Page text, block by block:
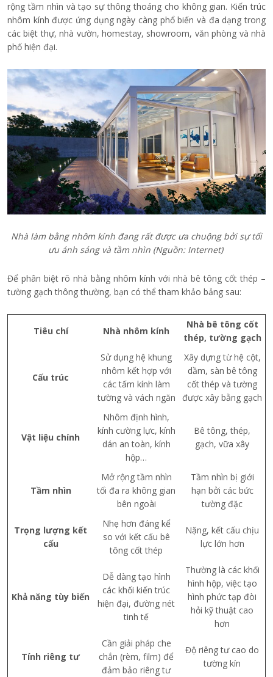
rộng tầm nhìn và tạo sự thông thoáng cho không gian. Kiến trúc
nhôm kính được ứng dụng ngày càng phổ biến và đa dạng trong
các biệt thự, nhà vườn, homestay, showroom, văn phòng và nhà
phố hiện đại.
Nhà làm bằng nhôm kính đang rất được ưa chuộng bởi sự tối
ưu ánh sáng và tầm nhìn (Nguồn: Internet)
Để phân biệt rõ nhà bằng nhôm kính với nhà bê tông cốt thép –
tường gạch thông thường, bạn có thể tham khảo bảng sau:
Tiêu chí Nhà nhôm kính
Nhà bê tông cốt
thép, tường gạch
Cấu trúc
Sử dụng hệ khung
nhôm kết hợp với
các tấm kính làm
tường và vách ngăn
Xây dựng từ hệ cột,
dầm, sàn bê tông
cốt thép và tường
được xây bằng gạch
Vật liệu chính
Nhôm định hình,
kính cường lực, kính
dán an toàn, kính
hộp…
Bê tông, thép,
gạch, vữa xây
Tầm nhìn
Mở rộng tầm nhìn
tối đa ra không gian
bên ngoài
Tầm nhìn bị giới
hạn bởi các bức
tường đặc
Trọng lượng kết
cấu
Nhẹ hơn đáng kể
so với kết cấu bê
tông cốt thép
Nặng, kết cấu chịu
lực lớn hơn
Khả năng tùy biến
Dễ dàng tạo hình
các khối kiến trúc
hiện đại, đường nét
tinh tế
Thường là các khối
hình hộp, việc tạo
hình phức tạp đòi
hỏi kỹ thuật cao
hơn
Tính riêng tư
Cần giải pháp che
chắn (rèm, film) để
đảm bảo riêng tư
Độ riêng tư cao do
tường kín